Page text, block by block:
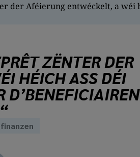
ZËNTER DER
HÉICH ASS DÉI